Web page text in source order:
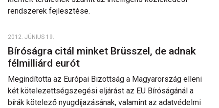
rendszerek fejlesztése.
2012. JÚNIUS 19.
Bíróságra citál minket Brüsszel, de adnak
félmilliárd eurót
Megindította az Európai Bizottság a Magyarország elleni
két kötelezettségszegési eljárást az EU Bíróságánál a
bírák kötelező nyugdíjazásának, valamint az adatvédelmi